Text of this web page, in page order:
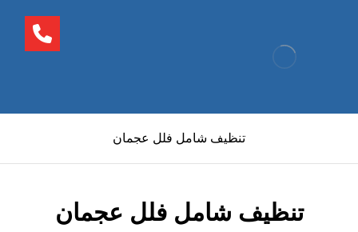
تنظيف شامل فلل عجمان
تنظيف شامل فلل عجمان